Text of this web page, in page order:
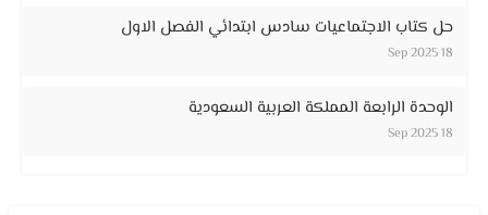
حل كتاب الاجتماعيات سادس ابتدائي الفصل الاول
18 Sep 2025
الوحدة الرابعة المملكة العربية السعودية
18 Sep 2025